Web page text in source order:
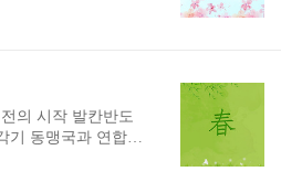
연합국에 가담한 19
발을 뺐습니다. 러
전선으..
주여행하면 떠오
. 동궁과 월지, 첨
말이다. 기원전 57
부터 935년 신라가
도읍지였다. 그래서
계적으로도 드문
의 시작 발칸반도
기 동맹국과 연합국
제1차 세계대전이
리적 위치상 서쪽